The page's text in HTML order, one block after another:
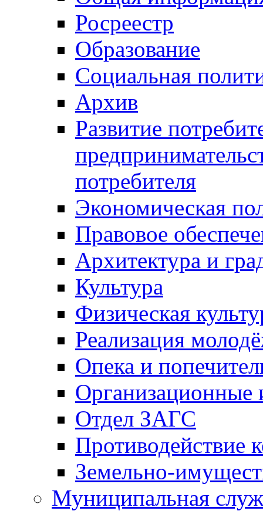
Росреестр
Образование
Социальная
Архив
Развитие
потребителя
Экономическая
Правовое
Архитектура и
Культура
Физическая
Реализация
Опека и
Отдел ЗАГС
Противодействие
Земельно-
Муниципальная